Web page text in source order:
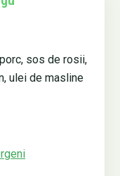
sos de rosii,
ulei de masline